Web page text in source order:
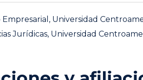
Universidad
Jurídicas, Universidad